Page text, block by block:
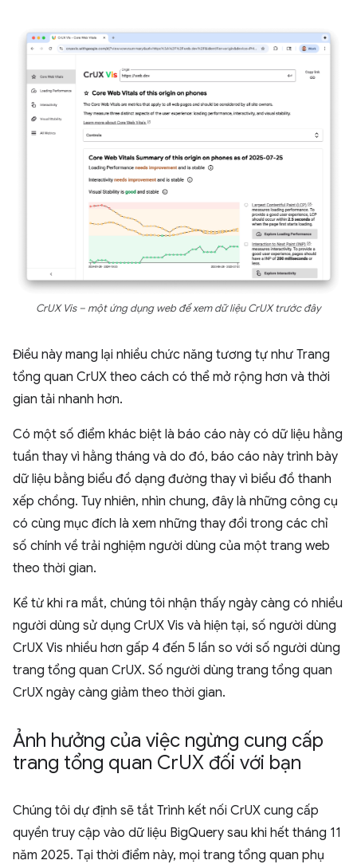
CrUX Vis – một ứng dụng web để xem dữ liệu CrUX trước đây
Điều này mang lại nhiều chức năng tương tự như Trang
tổng quan CrUX theo cách có thể mở rộng hơn và thời
gian tải nhanh hơn.
Có một số điểm khác biệt là báo cáo này có dữ liệu hằng
tuần thay vì hằng tháng và do đó, báo cáo này trình bày
dữ liệu bằng biểu đồ dạng đường thay vì biểu đồ thanh
xếp chồng. Tuy nhiên, nhìn chung, đây là những công cụ
có cùng mục đích là xem những thay đổi trong các chỉ
số chính về trải nghiệm người dùng của một trang web
theo thời gian.
Kể từ khi ra mắt, chúng tôi nhận thấy ngày càng có nhiều
người dùng sử dụng CrUX Vis và hiện tại, số người dùng
CrUX Vis nhiều hơn gấp 4 đến 5 lần so với số người dùng
trang tổng quan CrUX. Số người dùng trang tổng quan
CrUX ngày càng giảm theo thời gian.
Ảnh hưởng của việc ngừng cung cấp
trang tổng quan CrUX đối với bạn
Chúng tôi dự định sẽ tắt Trình kết nối CrUX cung cấp
quyền truy cập vào dữ liệu BigQuery sau khi hết tháng 11
năm 2025. Tại thời điểm này, mọi trang tổng quan phụ